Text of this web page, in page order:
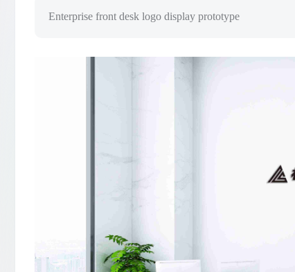
Enterprise front desk logo display prototype